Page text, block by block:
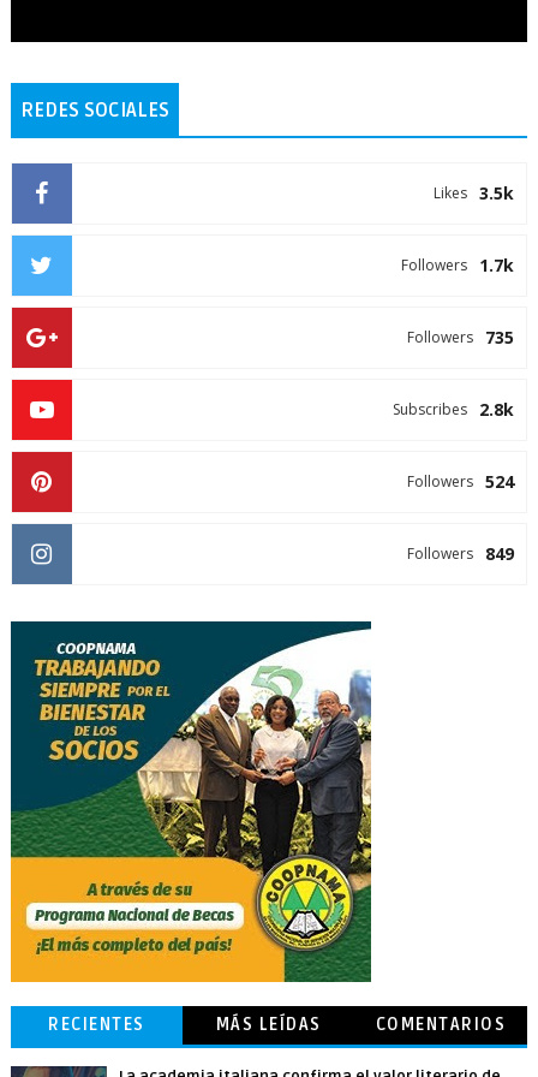
REDES SOCIALES
3.5k
Likes
1.7k
Followers
735
Followers
2.8k
Subscribes
524
Followers
849
Followers
RECIENTES MÁS LEÍDAS COMENTARIOS